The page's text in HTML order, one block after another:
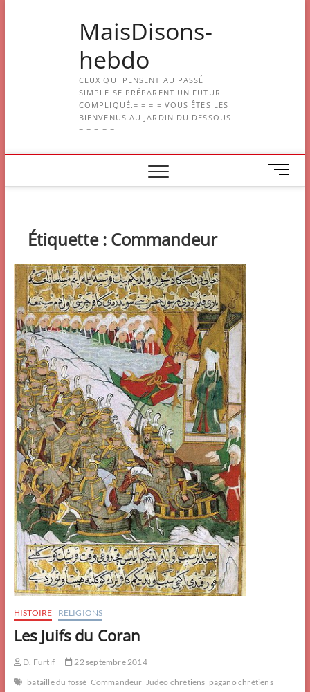
MaisDisons-
hebdo
CEUX QUI PENSENT AU PASSÉ
SIMPLE SE PRÉPARENT UN FUTUR
COMPLIQUÉ.= = = = VOUS ÊTES LES
BIENVENUS AU JARDIN DU DESSOUS
= = = = =
M
e
Étiquette : Commandeur
HISTOIRE RELIGIONS
Les Juifs du Coran
D. Furtif
22 septembre 2014
bataille du fossé Commandeur Judeo chrétiens pagano chrétiens